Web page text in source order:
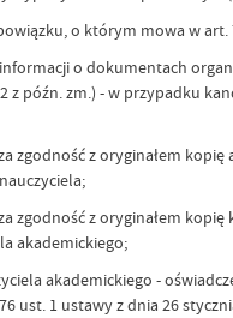
o którym mowa w art.
o dokumentach
z późn. zm.) - w przypadku
zgodność z oryginałem
zgodność z oryginałem
akademickiego;
akademickiego -
1 ustawy z dnia 26